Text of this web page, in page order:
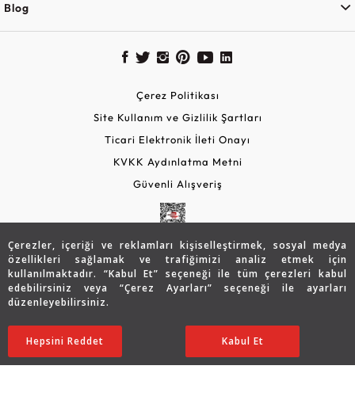
Çerezler, içeriği ve reklamları kişiselleştirmek, sosyal medya
özellikleri sağlamak ve trafiğimizi analiz etmek için
kullanılmaktadır. “Kabul Et” seçeneği ile tüm çerezleri kabul
edebilirsiniz veya “Çerez Ayarları” seçeneği ile ayarları
düzenleyebilirsiniz.
Ayarları Düzenle
Hepsini Reddet Kabul Et
58.894 TL
47.089 TL
44.735 TL SATIN ALIN
Blog
Çerez Politikası
Site Kullanım ve Gizlilik Şartları
Ticari Elektronik İleti Onayı
KVKK Aydınlatma Metni
Güvenli Alışveriş
Copyright © 2026 Assos Pırlanta - Bu sitenin tüm hakları